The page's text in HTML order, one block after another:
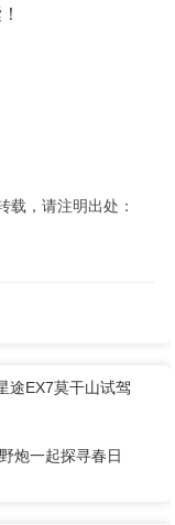
载，请注明出处：
途EX7莫干山试驾
炮一起探寻春日